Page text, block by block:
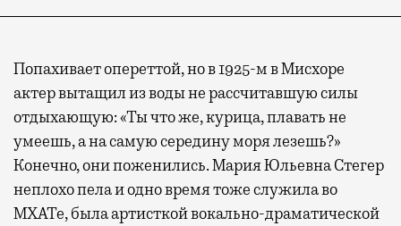
Попахивает опереттой, но в 1925-м в Мисхоре
актер вытащил из воды не рассчитавшую силы
отдыхающую: «Ты что же, курица, плавать не
умеешь, а на самую середину моря лезешь?»
Конечно, они поженились. Мария Юльевна Стегер
неплохо пела и одно время тоже служила во
МХАТе, была артисткой вокально-драматической